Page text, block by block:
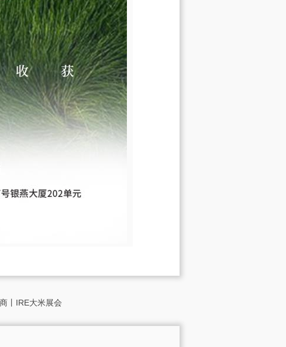
丨IRE大米展会